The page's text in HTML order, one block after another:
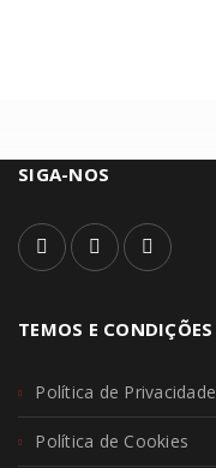
SIGA-NOS
TEMOS E CONDIÇÕES
Política de Privacidade
Política de Cookies